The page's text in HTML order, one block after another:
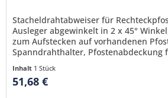
Stacheldrahtabweiser für
Ausleger abgewinkelt in 2 x 45°
zum Aufstecken auf vorhandenen
Spanndrahthalter, Pfostenabdeckung
Inhalt 1 Stück
51,68 €